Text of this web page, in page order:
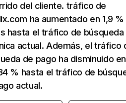
del cliente. tráfico de
ha aumentado en 1,9
hasta el tráfico de búsqueda
actual. Además, el tráfico
de pago ha disminuido en
% hasta el tráfico de
actual.